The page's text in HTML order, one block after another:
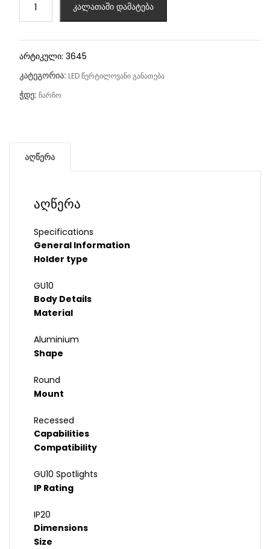
კალათაში დამატება
არტიკული: 3645
კატეგორია: LED წერტილოვანი განათება
ჭდე: ჩარჩო
აღწერა
აღწერა
Specifications
General Information
Holder type
GU10
Body Details
Material
Aluminium
Shape
Round
Mount
Recessed
Capabilities
Compatibility
GU10 Spotlights
IP Rating
IP20
Dimensions
Size